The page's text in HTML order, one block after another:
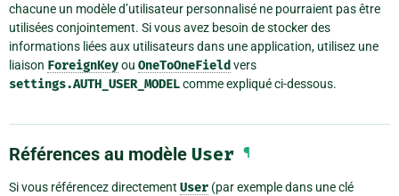
chacune un modèle d’utilisateur personnalisé ne pourraient pas être
utilisées conjointement. Si vous avez besoin de stocker des
informations liées aux utilisateurs dans une application, utilisez une
liaison ForeignKeyou OneToOneField vers
settings.AUTH_USER_MODELcomme expliqué ci-dessous.
Références au modèle User ¶
Si vous référencez directement User (par exemple dans une clé